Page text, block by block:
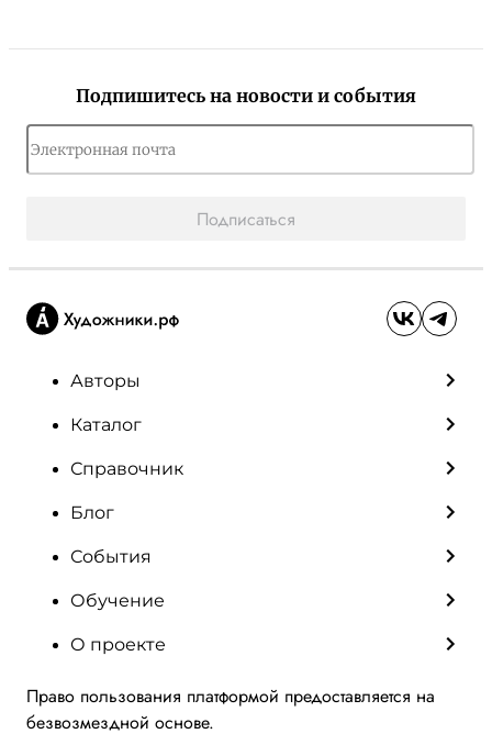
Подпишитесь на новости и события
Подписаться
Авторы
Каталог
Справочник
Блог
События
Обучение
О проекте
Право пользования платформой предоставляется на
безвозмездной основе.